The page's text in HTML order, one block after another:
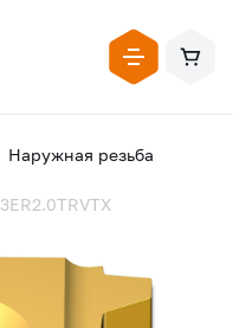
Наружная резьба